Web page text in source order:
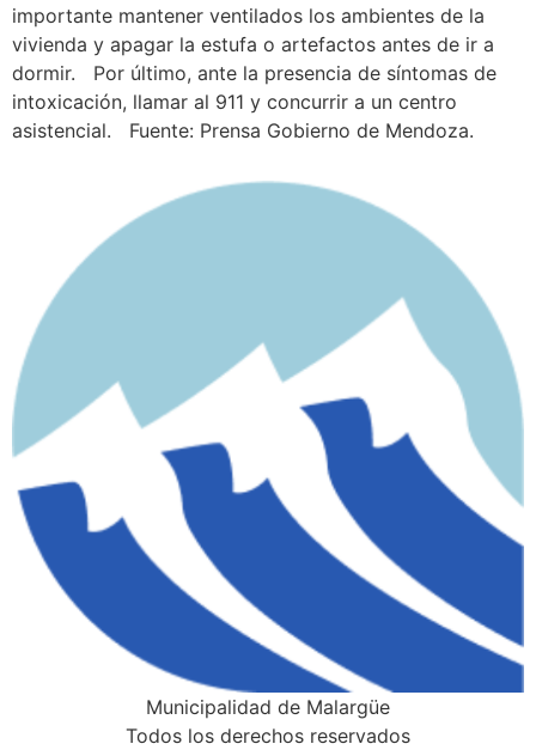
importante mantener ventilados los ambientes de la
vivienda y apagar la estufa o artefactos antes de ir a
dormir. Por último, ante la presencia de síntomas de
intoxicación, llamar al 911 y concurrir a un centro
asistencial. Fuente: Prensa Gobierno de Mendoza.
Municipalidad de Malargüe
Todos los derechos reservados